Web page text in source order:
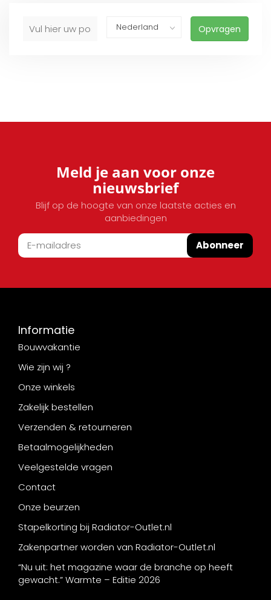
Opvragen
Meld je aan voor onze
nieuwsbrief
Blijf op de hoogte van onze laatste acties en
aanbiedingen
Abonneer
Informatie
Bouwvakantie
Wie zijn wij ?
Onze winkels
Zakelijk bestellen
Verzenden & retourneren
Betaalmogelijkheden
Veelgestelde vragen
Contact
Onze beurzen
Stapelkorting bij Radiator-Outlet.nl
Zakenpartner worden van Radiator-Outlet.nl
“Nu uit: het magazine waar de branche op heeft
gewacht.” Warmte – Editie 2026